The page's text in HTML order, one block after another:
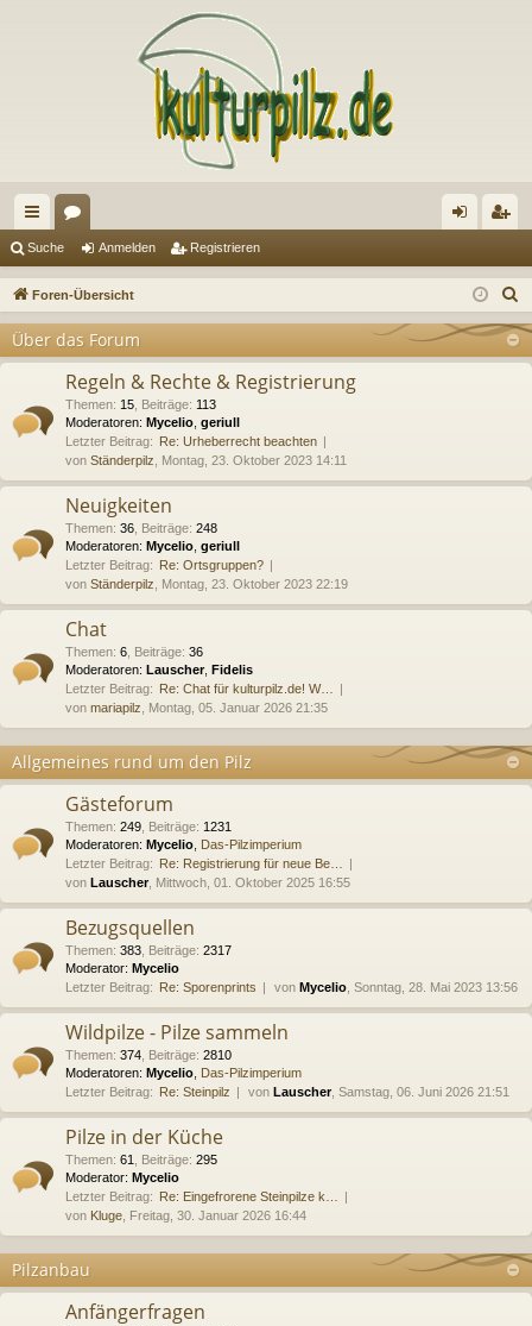
ch
ne
ug
en m
de
ist
re
Suche Anmelden Registrieren
Foren-Übersicht
Über das Forum
Regeln & Rechte & Registrierung
Themen: 15 Beiträge: 113
Moderatoren: Mycelio geriull
Letzter Beitrag: Re: Urheberrecht beachten
von Ständerpilz , Montag, 23. Oktober 2023 14:11
Neuigkeiten
Themen: 36 Beiträge: 248
Moderatoren: Mycelio geriull
Letzter Beitrag: Re: Ortsgruppen?
von Ständerpilz , Montag, 23. Oktober 2023 22:19
Chat
Themen: 6 Beiträge: 36
Moderatoren: Lauscher, Fidelis
Letzter Beitrag: Re: Chat für kulturpilz.de! W…
von mariapilz , Montag, 05. Januar 2026 21:35
Allgemeines rund um den Pilz
Gästeforum
Themen: 249 Beiträge: 1231
Moderatoren: Mycelio Das-Pilzimperium
Letzter Beitrag: Re: Registrierung für neue Be…
von Lauscher, Mittwoch, 01. Oktober 2025 16:55
Bezugsquellen
Themen: 383 Beiträge: 2317
Moderator: Mycelio
Letzter Beitrag: Re: Sporenprints von Mycelio , Sonntag, 28. Mai 2023 13:56
Wildpilze - Pilze sammeln
Themen: 374 Beiträge: 2810
Moderatoren: Mycelio Das-Pilzimperium
Letzter Beitrag: Re: Steinpilz von Lauscher, Samstag, 06. Juni 2026 21:51
Pilze in der Küche
Themen: 61 Beiträge: 295
Moderator: Mycelio
Letzter Beitrag: Re: Eingefrorene Steinpilze k…
von Kluge , Freitag, 30. Januar 2026 16:44
Pilzanbau
Anfängerfragen